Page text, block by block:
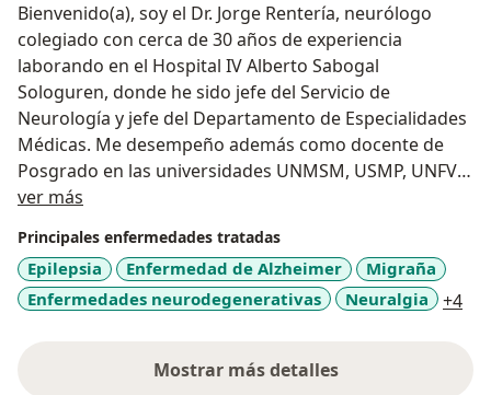
Bienvenido(a), soy el Dr. Jorge Rentería, neurólogo
colegiado con cerca de 30 años de experiencia
laborando en el Hospital IV Alberto Sabogal
Sologuren, donde he sido jefe del Servicio de
Neurología y jefe del Departamento de Especialidades
Médicas. Me desempeño además como docente de
Posgrado en las universidades UNMSM, USMP, UNFV.
Soy miembro y ex-Secretario General de la Sociedad
del Comité Peruano para el Estudio, Investigación y
Tratamiento de la Esclerosis Múltiple (PECTRIMS), ex-
vicepresidente de la Sociedad Peruana de
ver más
Principales enfermedades tratadas
Epilepsia Enfermedad de Alzheimer
Migraña
Enfermedades neurodegenerativas
Neuralgia +4
Mostrar más detalles
sobre la experiencia